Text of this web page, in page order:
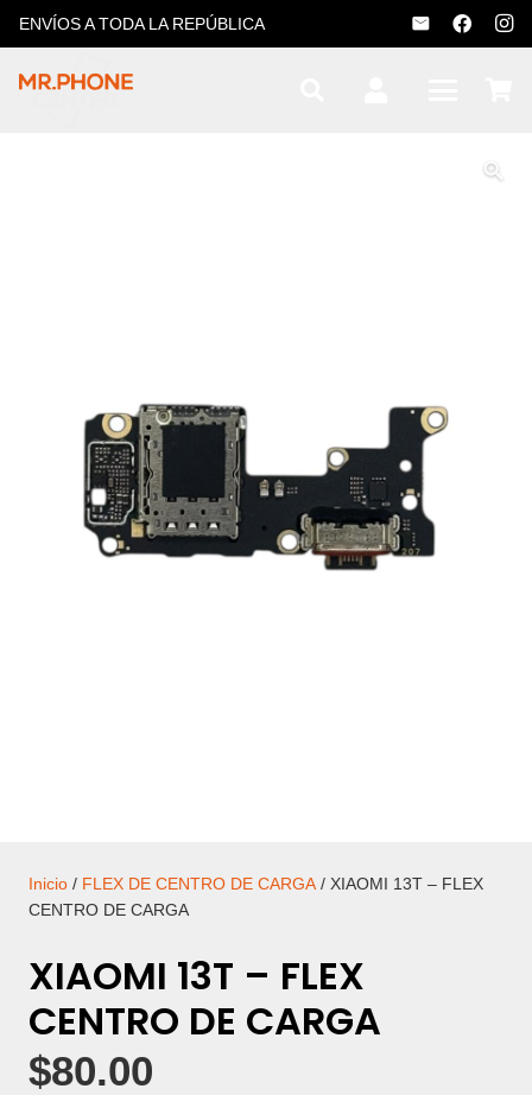
ENVÍOS A TODA LA REPÚBLICA
Inicio / FLEX DE CENTRO DE CARGA/ XIAOMI 13T – FLEX
CENTRO DE CARGA
XIAOMI 13T – FLEX
CENTRO DE CARGA
$80.00